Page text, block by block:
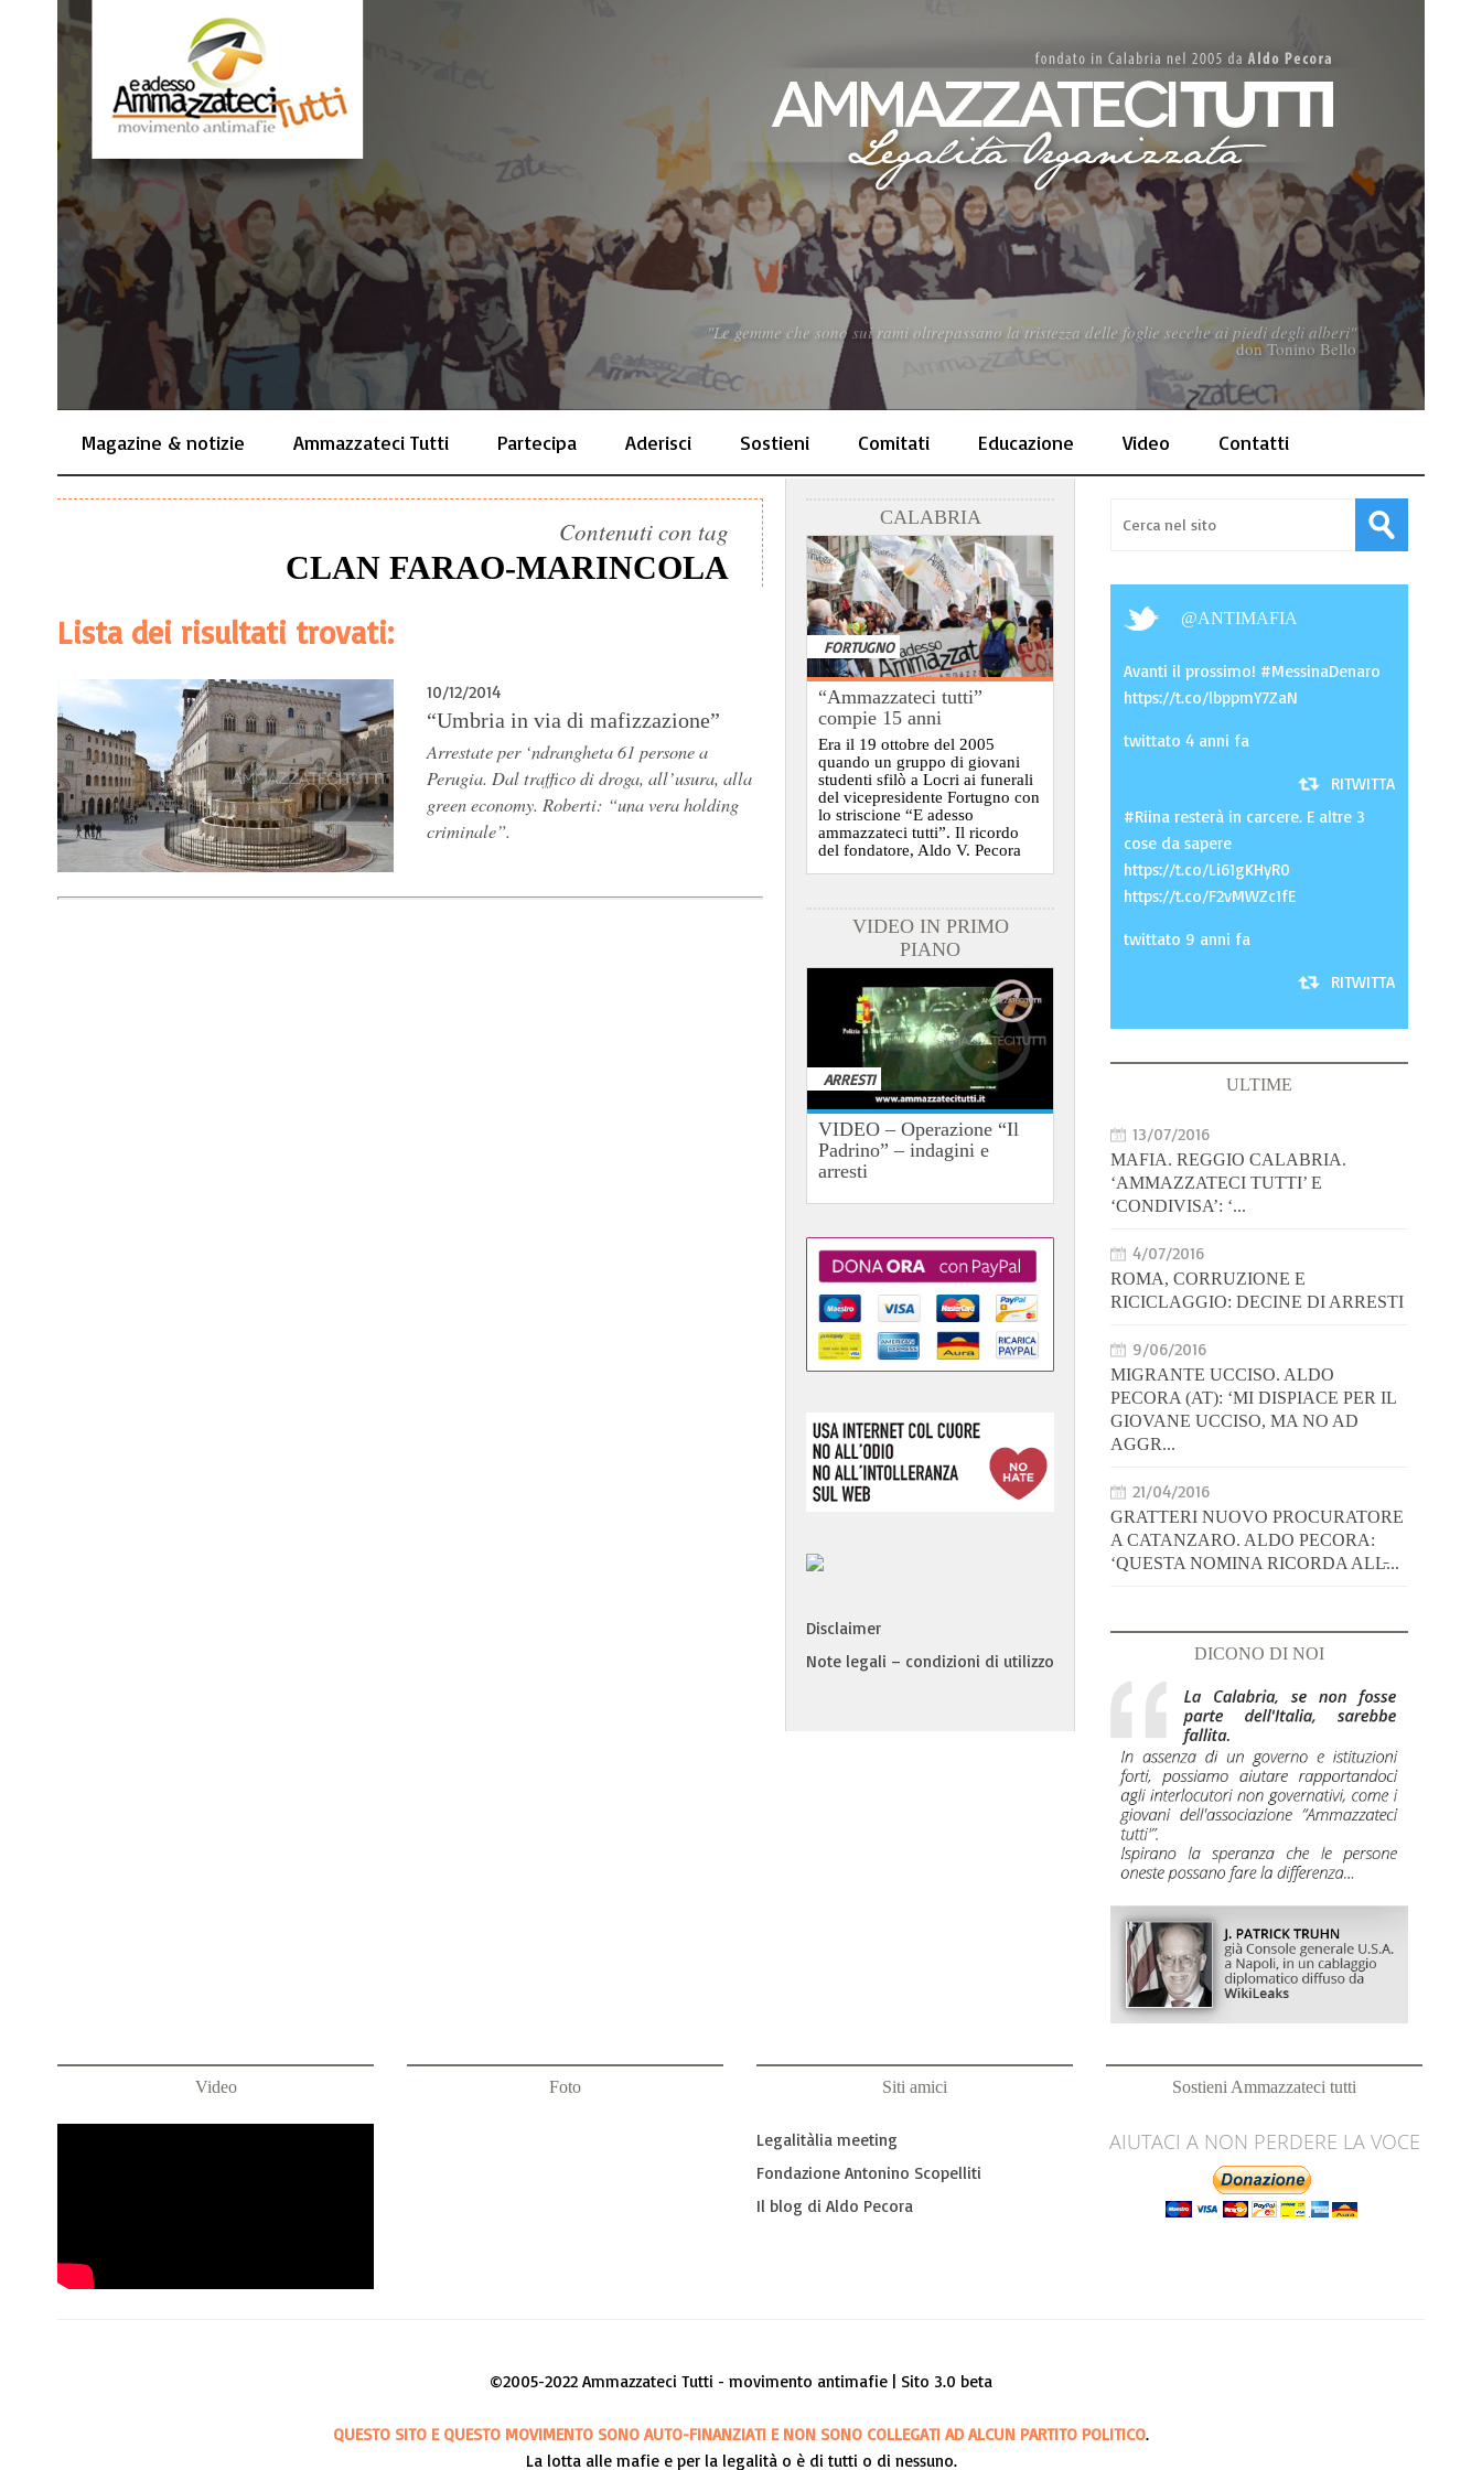
"Le gemme che sono sui rami oltrepassano la tristezza delle foglie secche ai piedi degli alberi"
don Tonino Bello
Magazine & notizie Ammazzateci Tutti Partecipa Aderisci Sostieni Comitati Educazione Video Contatti
Contenuti con tag
CLAN FARAO-MARINCOLA
Lista dei risultati trovati:
10/12/2014
“Umbria in via di mafizzazione”
Arrestate per ‘ndrangheta 61 persone a
Perugia. Dal traffico di droga, all’usura, alla
green economy. Roberti: “una vera holding
criminale”.
CALABRIA
FORTUGNO
“Ammazzateci tutti”
compie 15 anni
Era il 19 ottobre del 2005
quando un gruppo di giovani
studenti sfilò a Locri ai funerali
del vicepresidente Fortugno con
lo striscione “E adesso
ammazzateci tutti”. Il ricordo
del fondatore, Aldo V. Pecora
VIDEO IN PRIMO
PIANO
ARRESTI
VIDEO – Operazione “Il
Padrino” – indagini e
arresti
Disclaimer
Note legali – condizioni di utilizzo
@ANTIMAFIA
Avanti il prossimo! #MessinaDenaro
https://t.co/lbppmY7ZaN
twittato 4 anni fa
RITWITTA
#Riina resterà in carcere. E altre 3
cose da sapere
https://t.co/Li61gKHyR0
https://t.co/F2vMWZc1fE
twittato 9 anni fa
RITWITTA
ULTIME
13/07/2016
MAFIA. REGGIO CALABRIA.
‘AMMAZZATECI TUTTI’ E
‘CONDIVISA’: ‘...
4/07/2016
ROMA, CORRUZIONE E
RICICLAGGIO: DECINE DI ARRESTI
9/06/2016
MIGRANTE UCCISO. ALDO
PECORA (AT): ‘MI DISPIACE PER IL
GIOVANE UCCISO, MA NO AD
AGGR...
21/04/2016
GRATTERI NUOVO PROCURATORE
A CATANZARO. ALDO PECORA:
‘QUESTA NOMINA RICORDA ALL̵...
DICONO DI NOI
Video Foto Siti amici
Legalitàlia meeting
Fondazione Antonino Scopelliti
Il blog di Aldo Pecora
Sostieni Ammazzateci tutti
AIUTACI A NON PERDERE LA VOCE
©2005-2022 Ammazzateci Tutti - movimento antimafie | Sito 3.0 beta
QUESTO SITO E QUESTO MOVIMENTO SONO AUTO-FINANZIATI E NON SONO COLLEGATI AD ALCUN PARTITO POLITICO.
La lotta alle mafie e per la legalità o è di tutti o di nessuno.